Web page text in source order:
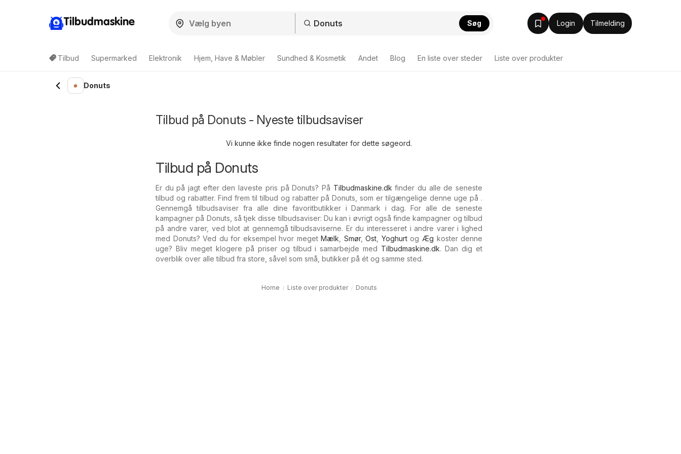
Tilbudmaskine Søg Login Tilmelding
Tilbud Supermarked Elektronik Hjem, Have & Møbler Sundhed & Kosmetik Andet Blog En liste over steder Liste over produkter
Donuts
Tilbud på Donuts - Nyeste tilbudsaviser
Vi kunne ikke finde nogen resultater for dette søgeord.
Tilbud på Donuts
Er du på jagt efter den laveste pris på Donuts? På Tilbudmaskine.dk finder du alle de seneste
tilbud og rabatter. Find frem til tilbud og rabatter på Donuts, som er tilgængelige denne uge på .
Gennemgå tilbudsaviser fra alle dine favoritbutikker i Danmark i dag. For alle de seneste
kampagner på Donuts, så tjek disse tilbudsaviser: Du kan i øvrigt også finde kampagner og tilbud
på andre varer, ved blot at gennemgå tilbudsaviserne. Er du interesseret i andre varer i lighed
med Donuts? Ved du for eksempel hvor megetMælk Smør,Ost Yoghurtog Æg koster denne
uge? Bliv meget klogere på priser og tilbud i samarbejde med Tilbudmaskine.dk. Dan dig et
overblik over alle tilbud fra store, såvel som små, butikker på ét og samme sted.
Home Liste over produkter Donuts